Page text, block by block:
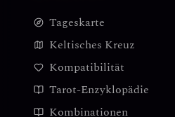
Tageskarte
Keltisches Kreuz
Kompatibilität
Tarot-Enzyklopädie
Kombinationen